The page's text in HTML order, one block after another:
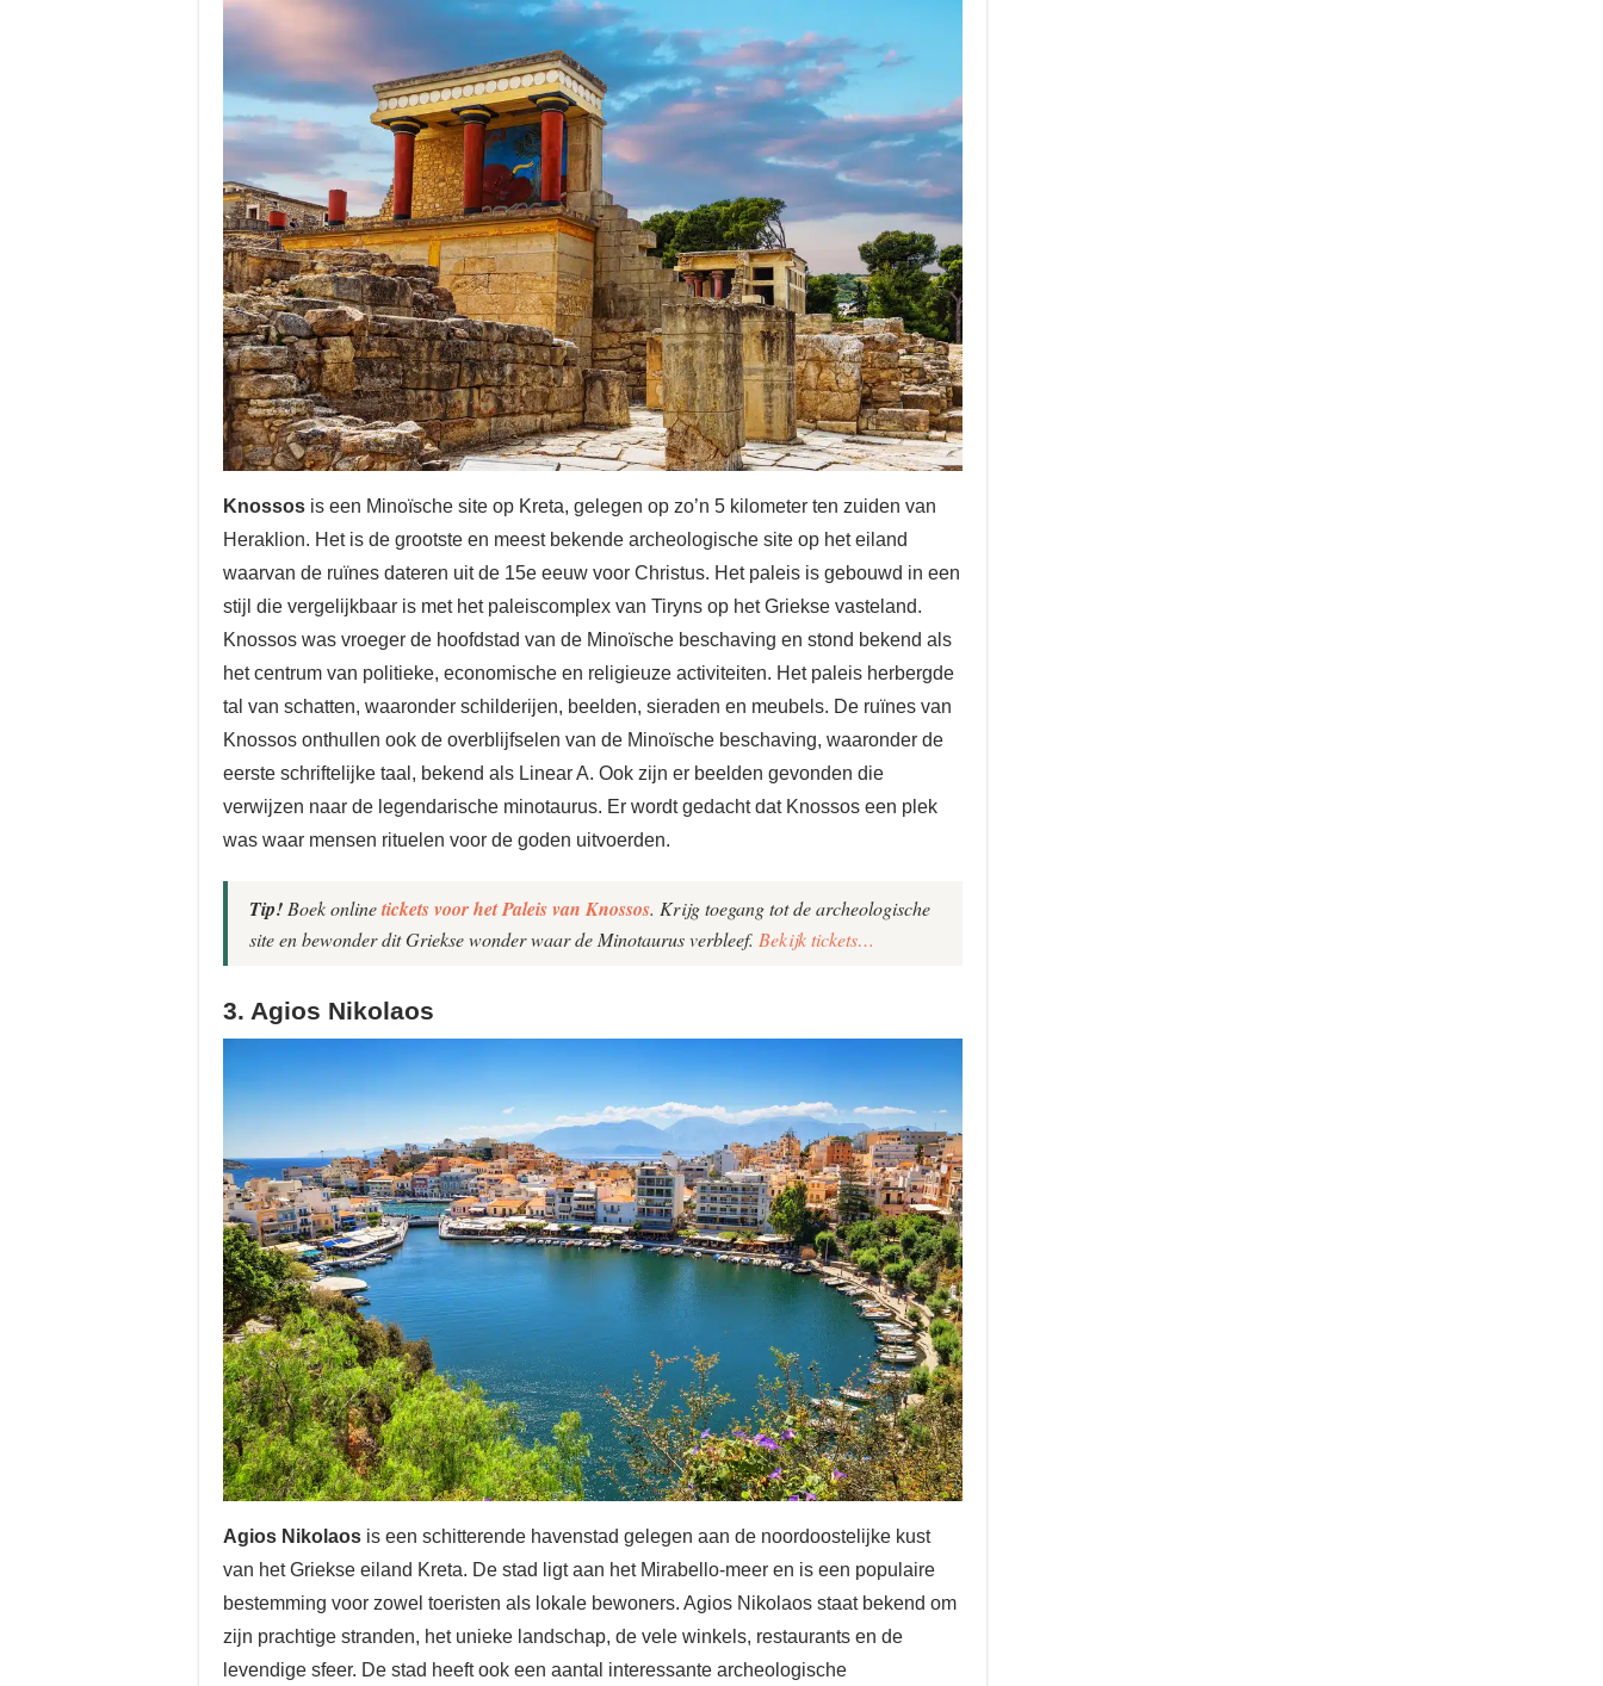
Knossos is een Minoïsche site op Kreta, gelegen op zo’n 5 kilometer ten zuiden van
Heraklion. Het is de grootste en meest bekende archeologische site op het eiland
waarvan de ruïnes dateren uit de 15e eeuw voor Christus. Het paleis is gebouwd in een
stijl die vergelijkbaar is met het paleiscomplex van Tiryns op het Griekse vasteland.
Knossos was vroeger de hoofdstad van de Minoïsche beschaving en stond bekend als
het centrum van politieke, economische en religieuze activiteiten. Het paleis herbergde
tal van schatten, waaronder schilderijen, beelden, sieraden en meubels. De ruïnes van
Knossos onthullen ook de overblijfselen van de Minoïsche beschaving, waaronder de
eerste schriftelijke taal, bekend als Linear A. Ook zijn er beelden gevonden die
verwijzen naar de legendarische minotaurus. Er wordt gedacht dat Knossos een plek
was waar mensen rituelen voor de goden uitvoerden.
Tip!Boek onlinetickets voor het Paleis van Knossos. Krijg toegang tot de archeologische
site en bewonder dit Griekse wonder waar de Minotaurus verbleef. Bekijk tickets…
3. Agios Nikolaos
Agios Nikolaos is een schitterende havenstad gelegen aan de noordoostelijke kust
van het Griekse eiland Kreta. De stad ligt aan het Mirabello-meer en is een populaire
bestemming voor zowel toeristen als lokale bewoners. Agios Nikolaos staat bekend om
zijn prachtige stranden, het unieke landschap, de vele winkels, restaurants en de
levendige sfeer. De stad heeft ook een aantal interessante archeologische